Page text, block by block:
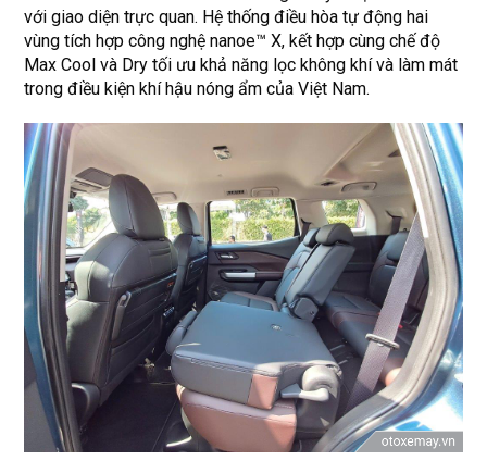
với giao diện trực quan. Hệ thống điều hòa tự động hai
vùng tích hợp công nghệ nanoe™ X, kết hợp cùng chế độ
Max Cool và Dry tối ưu khả năng lọc không khí và làm mát
trong điều kiện khí hậu nóng ẩm của Việt Nam.